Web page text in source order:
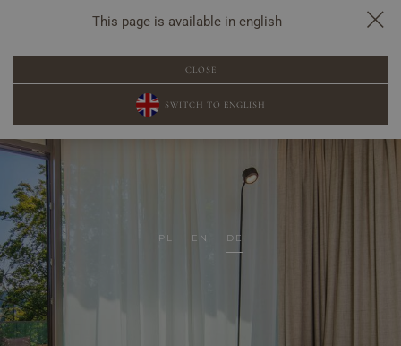
POPUP-BUCHUNG
PL EN DE
This page is available in english
CLOSE
SWITCH TO ENGLISH